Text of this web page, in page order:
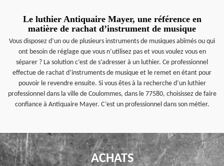
Le luthier Antiquaire Mayer, une référence en
matière de rachat d’instrument de musique
Vous disposez d’un ou de plusieurs instruments de musiques abîmés ou qui
ont besoin de réglage que vous n’utilisez pas et vous voulez vous en
séparer ? La solution c’est de s’adresser à un luthier. Ce professionnel
effectue de rachat d’instruments de musique et le remet en étant pour
pouvoir le revendre ensuite. Si vous êtes à la recherche d’un luthier
professionnel dans la ville de Coulommes, dans le 77580, choisissez de faire
confiance à Antiquaire Mayer. C’est un professionnel dans son métier.
ACHATS